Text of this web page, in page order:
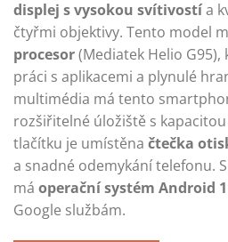
displej s vysokou svítivostía
čtyřmi objektivy. Tento model
procesor(Mediatek Helio
práci s aplikacemi a plynulé
multimédia má tento
rozšiřitelné úložiště s kapacitou
tlačítku je umístěna čtečka
a snadné odemykání telefonu.
má operační systém Android
Google službám.